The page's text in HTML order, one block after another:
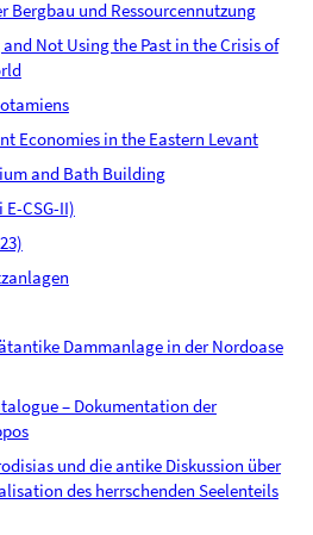
Bergbau und Ressourcennutzung
Not Using the Past in the Crisis of
Economies in the Eastern Levant
and Bath Building
CSG-II)
Dammanlage in der Nordoase
– Dokumentation der
und die antike Diskussion über
des herrschenden Seelenteils